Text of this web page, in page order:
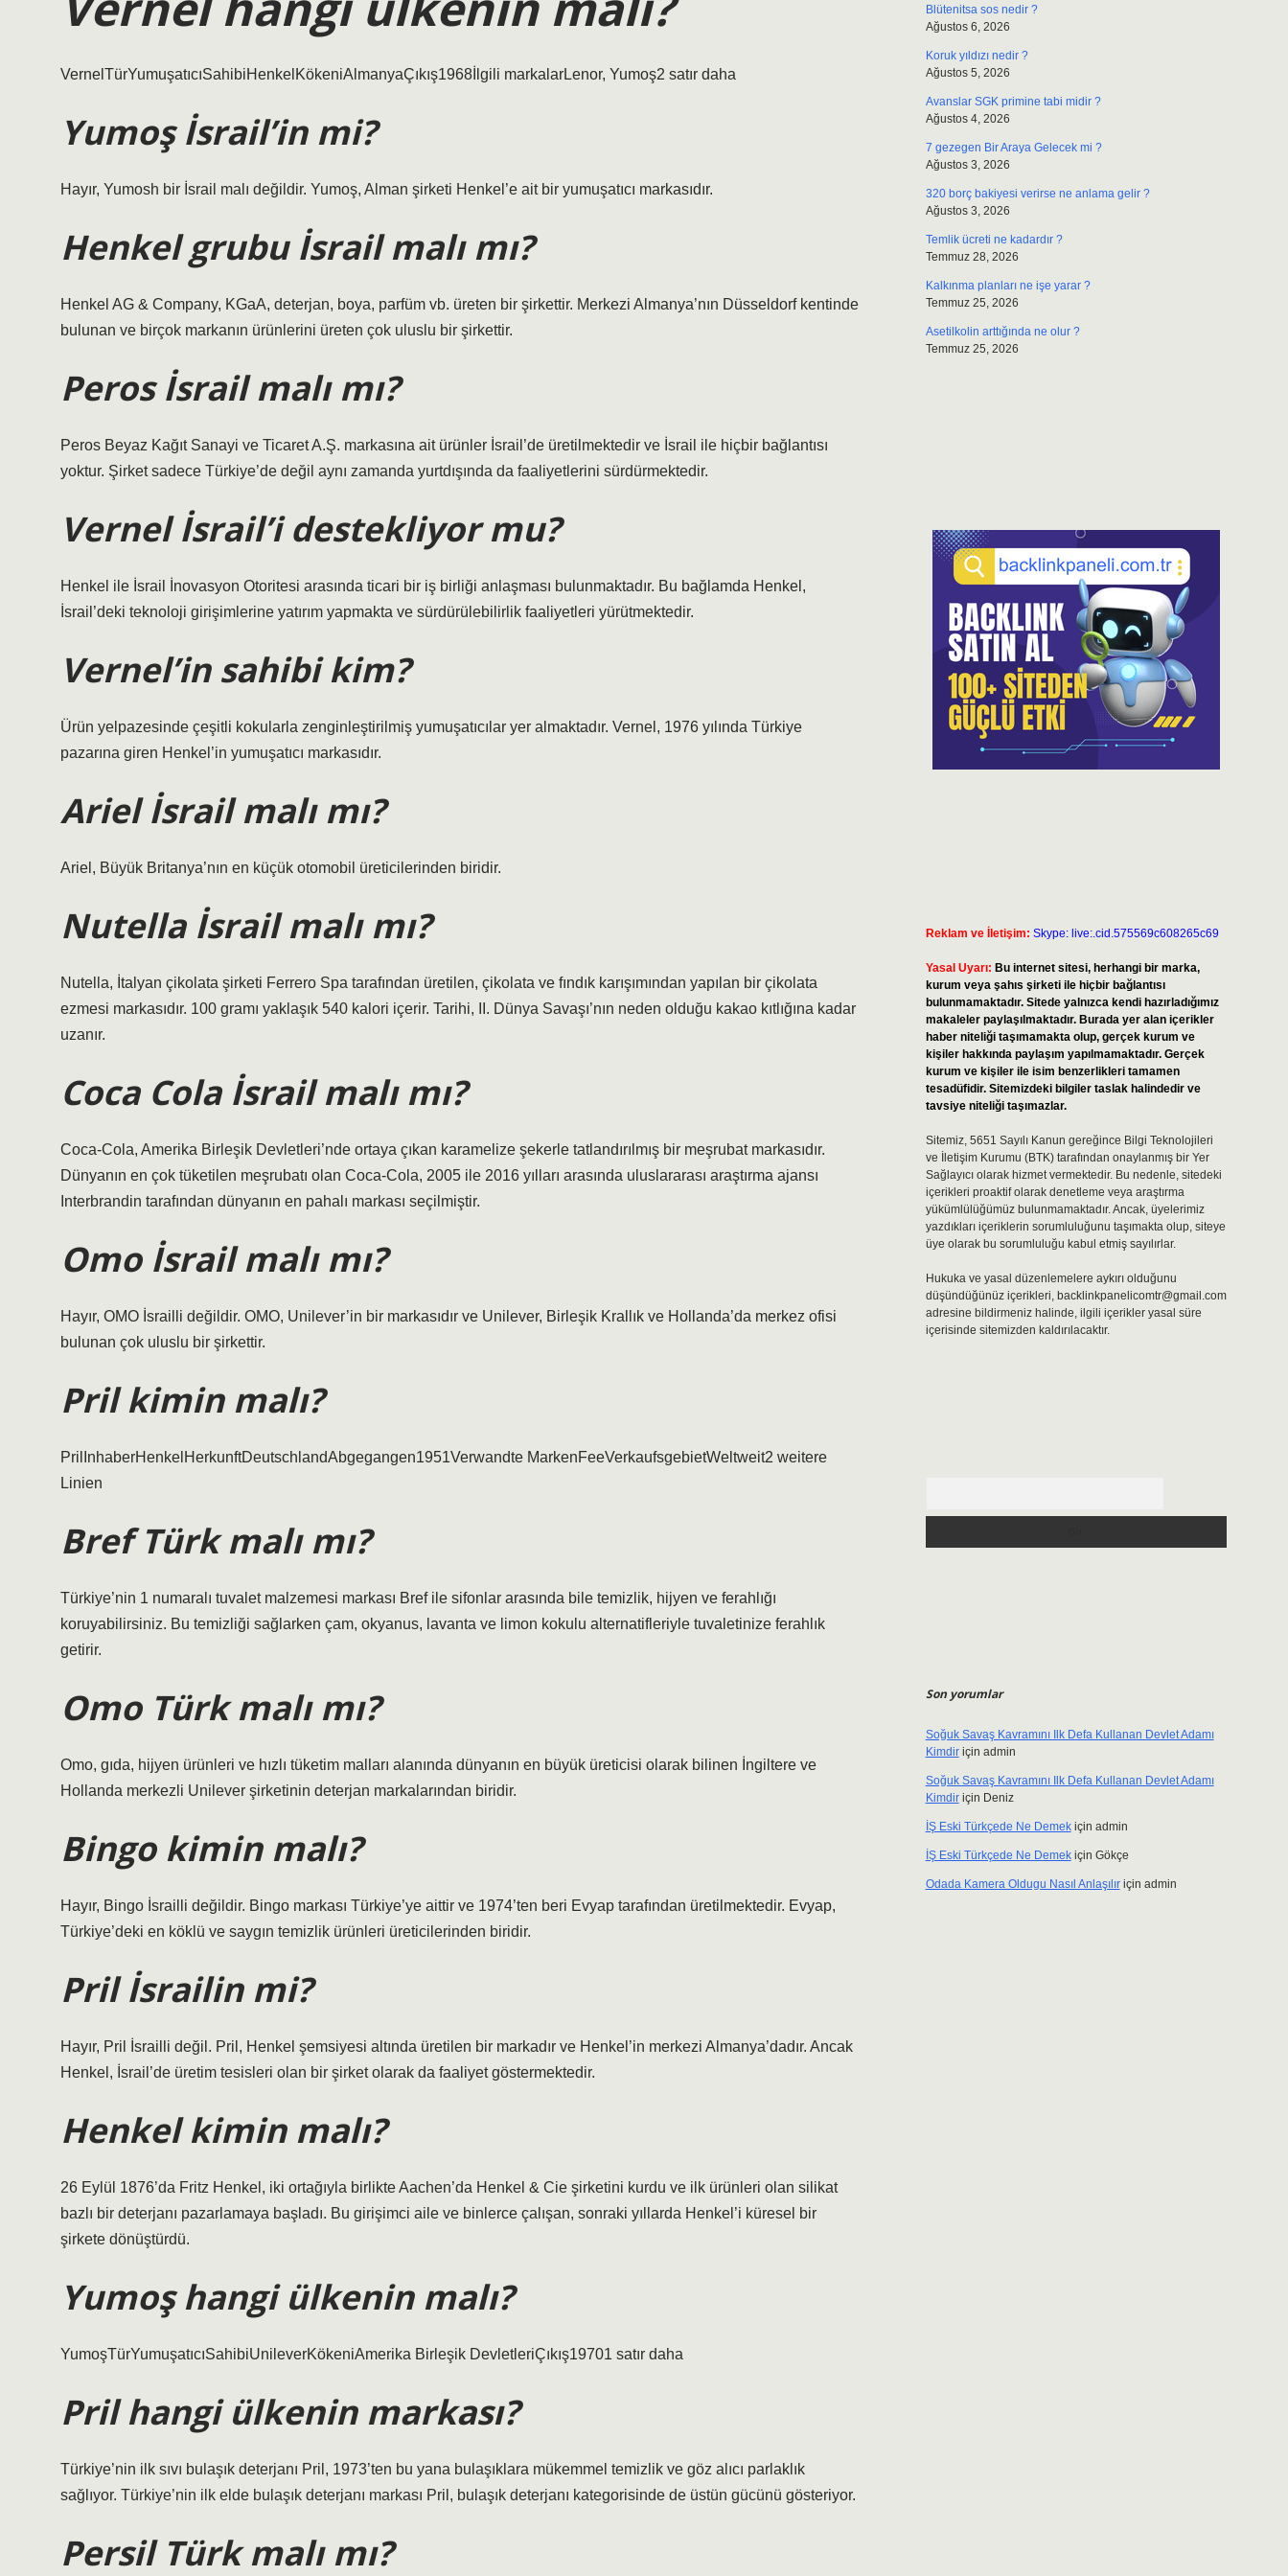
VernelTürYumuşatıcıSahibiHenkelKökeniAlmanyaÇıkış1968İlgili markalarLenor, Yumoş2 satır daha
Yumoş İsrail’in mi?
Hayır, Yumosh bir İsrail malı değildir. Yumoş, Alman şirketi Henkel’e ait bir yumuşatıcı markasıdır.
Henkel grubu İsrail malı mı?
Henkel AG & Company, KGaA, deterjan, boya, parfüm vb. üreten bir şirkettir. Merkezi Almanya’nın Düsseldorf kentinde
bulunan ve birçok markanın ürünlerini üreten çok uluslu bir şirkettir.
Peros İsrail malı mı?
Peros Beyaz Kağıt Sanayi ve Ticaret A.Ş. markasına ait ürünler İsrail’de üretilmektedir ve İsrail ile hiçbir bağlantısı
yoktur. Şirket sadece Türkiye’de değil aynı zamanda yurtdışında da faaliyetlerini sürdürmektedir.
Vernel İsrail’i destekliyor mu?
Henkel ile İsrail İnovasyon Otoritesi arasında ticari bir iş birliği anlaşması bulunmaktadır. Bu bağlamda Henkel,
İsrail’deki teknoloji girişimlerine yatırım yapmakta ve sürdürülebilirlik faaliyetleri yürütmektedir.
Vernel’in sahibi kim?
Ürün yelpazesinde çeşitli kokularla zenginleştirilmiş yumuşatıcılar yer almaktadır. Vernel, 1976 yılında Türkiye
pazarına giren Henkel’in yumuşatıcı markasıdır.
Ariel İsrail malı mı?
Ariel, Büyük Britanya’nın en küçük otomobil üreticilerinden biridir.
Nutella İsrail malı mı?
Nutella, İtalyan çikolata şirketi Ferrero Spa tarafından üretilen, çikolata ve fındık karışımından yapılan bir çikolata
ezmesi markasıdır. 100 gramı yaklaşık 540 kalori içerir. Tarihi, II. Dünya Savaşı’nın neden olduğu kakao kıtlığına kadar
uzanır.
Coca Cola İsrail malı mı?
Coca-Cola, Amerika Birleşik Devletleri’nde ortaya çıkan karamelize şekerle tatlandırılmış bir meşrubat markasıdır.
Dünyanın en çok tüketilen meşrubatı olan Coca-Cola, 2005 ile 2016 yılları arasında uluslararası araştırma ajansı
Interbrandin tarafından dünyanın en pahalı markası seçilmiştir.
Omo İsrail malı mı?
Hayır, OMO İsrailli değildir. OMO, Unilever’in bir markasıdır ve Unilever, Birleşik Krallık ve Hollanda’da merkez ofisi
bulunan çok uluslu bir şirkettir.
Pril kimin malı?
PrilInhaberHenkelHerkunftDeutschlandAbgegangen1951Verwandte MarkenFeeVerkaufsgebietWeltweit2 weitere
Linien
Bref Türk malı mı?
Türkiye’nin 1 numaralı tuvalet malzemesi markası Bref ile sifonlar arasında bile temizlik, hijyen ve ferahlığı
koruyabilirsiniz. Bu temizliği sağlarken çam, okyanus, lavanta ve limon kokulu alternatifleriyle tuvaletinize ferahlık
getirir.
Omo Türk malı mı?
Omo, gıda, hijyen ürünleri ve hızlı tüketim malları alanında dünyanın en büyük üreticisi olarak bilinen İngiltere ve
Hollanda merkezli Unilever şirketinin deterjan markalarından biridir.
Bingo kimin malı?
Hayır, Bingo İsrailli değildir. Bingo markası Türkiye’ye aittir ve 1974’ten beri Evyap tarafından üretilmektedir. Evyap,
Türkiye’deki en köklü ve saygın temizlik ürünleri üreticilerinden biridir.
Pril İsrailin mi?
Hayır, Pril İsrailli değil. Pril, Henkel şemsiyesi altında üretilen bir markadır ve Henkel’in merkezi Almanya’dadır. Ancak
Henkel, İsrail’de üretim tesisleri olan bir şirket olarak da faaliyet göstermektedir.
Henkel kimin malı?
26 Eylül 1876’da Fritz Henkel, iki ortağıyla birlikte Aachen’da Henkel & Cie şirketini kurdu ve ilk ürünleri olan silikat
bazlı bir deterjanı pazarlamaya başladı. Bu girişimci aile ve binlerce çalışan, sonraki yıllarda Henkel’i küresel bir
şirkete dönüştürdü.
Yumoş hangi ülkenin malı?
YumoşTürYumuşatıcıSahibiUnileverKökeniAmerika Birleşik DevletleriÇıkış19701 satır daha
Pril hangi ülkenin markası?
Türkiye’nin ilk sıvı bulaşık deterjanı Pril, 1973’ten bu yana bulaşıklara mükemmel temizlik ve göz alıcı parlaklık
sağlıyor. Türkiye’nin ilk elde bulaşık deterjanı markası Pril, bulaşık deterjanı kategorisinde de üstün gücünü gösteriyor.
Persil Türk malı mı?
Blütenitsa sos nedir ?
Ağustos 6, 2026
Koruk yıldızı nedir ?
Ağustos 5, 2026
Avanslar SGK primine tabi midir ?
Ağustos 4, 2026
7 gezegen Bir Araya Gelecek mi ?
Ağustos 3, 2026
320 borç bakiyesi verirse ne anlama gelir ?
Ağustos 3, 2026
Temlik ücreti ne kadardır ?
Temmuz 28, 2026
Kalkınma planları ne işe yarar ?
Temmuz 25, 2026
Asetilkolin arttığında ne olur ?
Temmuz 25, 2026
Reklam ve İletişim: Skype: live:.cid.575569c608265c69
Yasal Uyarı: Bu internet sitesi, herhangi bir marka,
kurum veya şahıs şirketi ile hiçbir bağlantısı
bulunmamaktadır. Sitede yalnızca kendi hazırladığımız
makaleler paylaşılmaktadır. Burada yer alan içerikler
haber niteliği taşımamakta olup, gerçek kurum ve
kişiler hakkında paylaşım yapılmamaktadır. Gerçek
kurum ve kişiler ile isim benzerlikleri tamamen
tesadüfidir. Sitemizdeki bilgiler taslak halindedir ve
tavsiye niteliği taşımazlar.
Sitemiz, 5651 Sayılı Kanun gereğince Bilgi Teknolojileri
ve İletişim Kurumu (BTK) tarafından onaylanmış bir Yer
Sağlayıcı olarak hizmet vermektedir. Bu nedenle, sitedeki
içerikleri proaktif olarak denetleme veya araştırma
yükümlülüğümüz bulunmamaktadır. Ancak, üyelerimiz
yazdıkları içeriklerin sorumluluğunu taşımakta olup, siteye
üye olarak bu sorumluluğu kabul etmiş sayılırlar.
Hukuka ve yasal düzenlemelere aykırı olduğunu
düşündüğünüz içerikleri, backlinkpanelicomtr@gmail.com
adresine bildirmeniz halinde, ilgili içerikler yasal süre
içerisinde sitemizden kaldırılacaktır.
Son yorumlar
Soğuk Savaş Kavramını Ilk Defa Kullanan Devlet Adamı
Kimdiriçin admin
Soğuk Savaş Kavramını Ilk Defa Kullanan Devlet Adamı
Kimdiriçin Deniz
İŞ Eski Türkçede Ne Demekiçin admin
İŞ Eski Türkçede Ne Demekiçin Gökçe
Odada Kamera Oldugu Nasıl Anlaşılıriçin admin